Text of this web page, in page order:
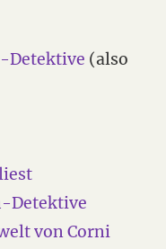
Detektive (also
Detektive
von Corni